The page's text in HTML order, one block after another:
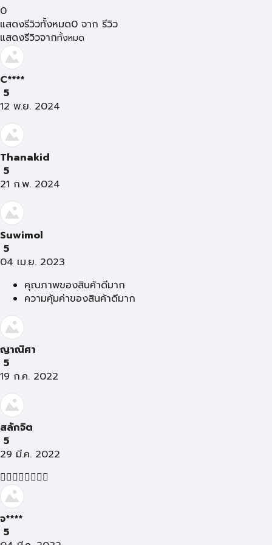
0
แสดงรีวิวทั้งหมด0 จาก รีวิว
แสดงรีวิวจากทั้งหมด
C****
5
12 พ.ย. 2024
Thanakid
5
21 ก.พ. 2024
Suwimol
5
04 เม.ย. 2023
คุณภาพของสินค้าดีมาก
ความคุ้มค่าของสินค้าดีมาก
ญาณิศา
5
19 ก.ค. 2022
สลักจิต
5
29 มี.ค. 2022
👍🏻👍🏻👍🏻👍🏻
จ****
5